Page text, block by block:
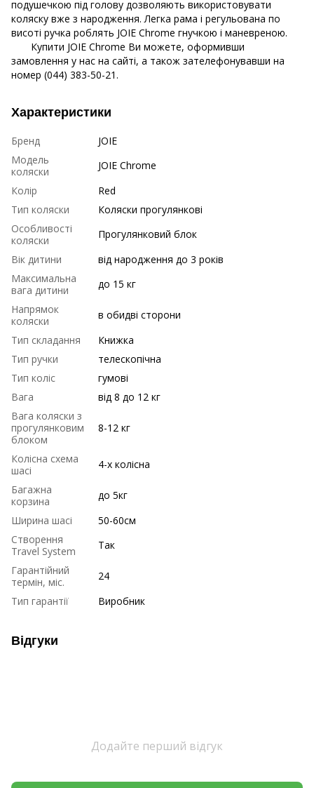
подушечкою під голову дозволяють використовувати
коляску вже з народження. Легка рама і регульована по
висоті ручка роблять JOIE Chrome гнучкою і маневреною.
Купити JOIE Chrome Ви можете, оформивши
замовлення у нас на сайті, а також зателефонувавши на
номер (044) 383-50-21.
Характеристики
Бренд
JOIE
Модель
коляски
JOIE Chrome
Колір
Red
Тип коляски
Коляски прогулянкові
Особливості
коляски
Прогулянковий блок
Вік дитини
від народження до 3 років
Максимальна
вага дитини
до 15 кг
Напрямок
коляски
в обидві сторони
Тип складання
Книжка
Тип ручки
телескопічна
Тип коліс
гумові
Вага
від 8 до 12 кг
Вага коляски з
прогулянковим
блоком
8-12 кг
Колісна схема
шасі
4-х колісна
Багажна
корзина
до 5кг
Ширина шасі
50-60см
Створення
Travel System
Так
Гарантійний
термін, міс.
24
Тип гарантії
Виробник
Відгуки
Додайте перший відгук